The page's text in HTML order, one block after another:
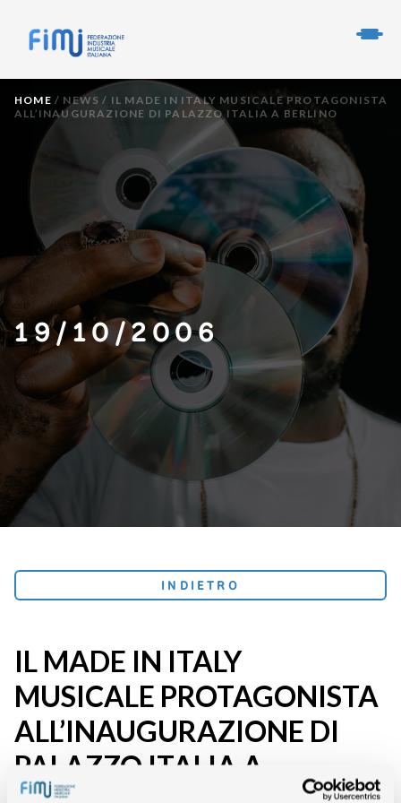
HOME / NEWS / IL MADE IN ITALY MUSICALE PROTAGONISTA
ALL’INAUGURAZIONE DI PALAZZO ITALIA A BERLINO
19/10/2006
INDIETRO
IL MADE IN ITALY
MUSICALE PROTAGONISTA
ALL’INAUGURAZIONE DI
PALAZZO ITALIA A